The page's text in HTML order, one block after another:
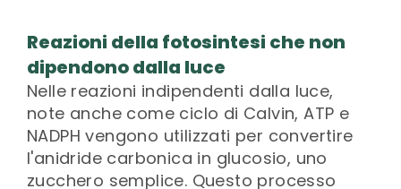
Reazioni della fotosintesi che non
dipendono dalla luce
Nelle reazioni indipendenti dalla luce,
note anche come ciclo di Calvin, ATP e
NADPH vengono utilizzati per convertire
l'anidride carbonica in glucosio, uno
zucchero semplice. Questo processo